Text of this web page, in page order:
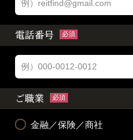
電話番号 必須
ご職業 必須
金融／保険／商社